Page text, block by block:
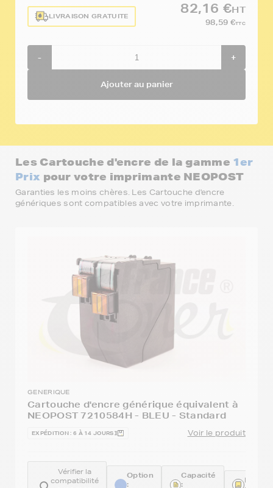
LIVRAISON GRATUITE
82,16 €HT
98,59 €TTC
- +
Ajouter au panier
Les Cartouche d'encre de la gamme 1er
Prix pour votre imprimante NEOPOST
Garanties les moins chères. Les Cartouche d'encre
génériques sont compatibles avec votre imprimante.
GENERIQUE
Cartouche d'encre générique équivalent à
NEOPOST 7210584H - BLEU - Standard
EXPÉDITION : 6 À 14 JOURS Voir le produit
Vérifier la
compatibilité
Option
:
Capacité
: